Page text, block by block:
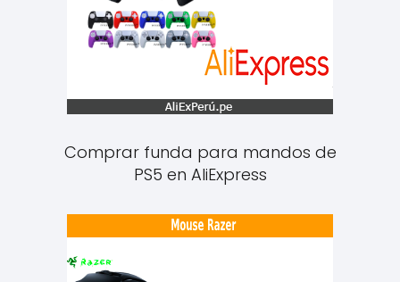
Comprar funda para mandos de
PS5 en AliExpress